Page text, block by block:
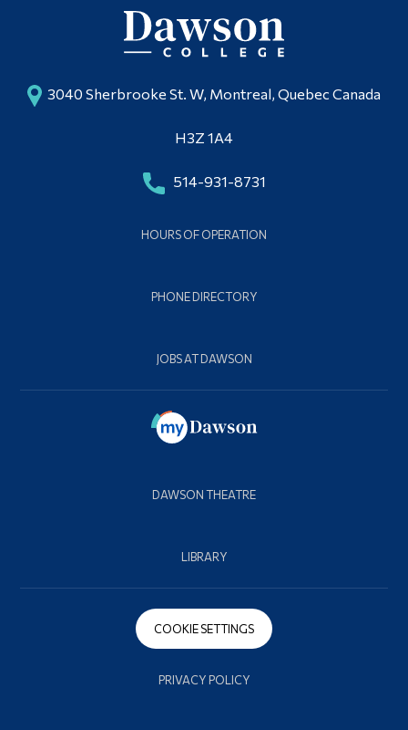
3040 Sherbrooke St. W, Montreal, Quebec Canada
H3Z 1A4
514-931-8731
HOURS OF OPERATION
PHONE DIRECTORY
JOBS AT DAWSON
DAWSON THEATRE
LIBRARY
COOKIE SETTINGS
PRIVACY POLICY